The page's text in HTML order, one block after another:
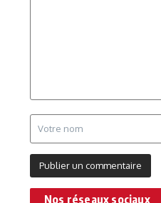
Nos réseaux sociaux